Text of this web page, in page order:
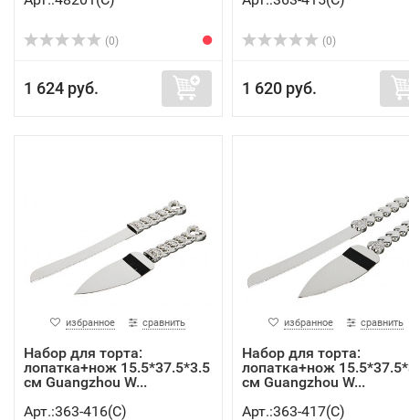
(0)
1 624 руб.
(0)
1 620 руб.
избранное сравнить
Набор для торта:
лопатка+нож 15.5*37.5*3.5
см Guangzhou W...
Арт.:363-416(C)
избранное сравнить
Набор для торта:
лопатка+нож
см Guangzhou W...
Арт.:363-417(C)